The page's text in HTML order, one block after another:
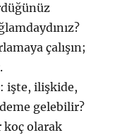
çalışın;
işte, ilişkide,
gelebilir?
koç olarak